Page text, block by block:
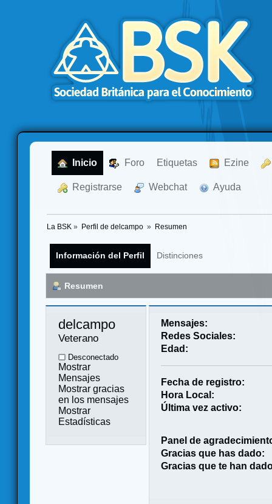
Inicio Foro Etiquetas Ezine
Registrarse Webchat Ayuda
La BSK » Perfil de delcampo » Resumen
Información del Perfil Distinciones
Resumen
delcampo
Veterano
Desconectado
Mostrar
Mensajes
Mostrar gracias
en los mensajes
Mostrar
Estadísticas
Mensajes:
Redes Sociales:
Edad:
Fecha de registro:
Hora Local:
Última vez activo:
Panel de
Gracias que has dado:
Gracias que te han